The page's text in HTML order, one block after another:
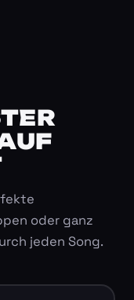
oder ganz
jeden Song.